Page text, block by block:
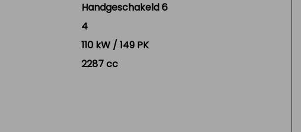
Handgeschakeld 6
4
110 kW / 149 PK
2287 cc